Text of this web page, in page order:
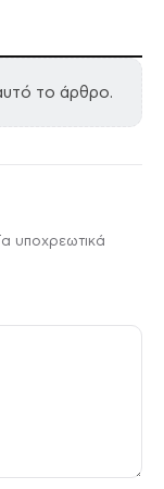
το άρθρο.
υποχρεωτικά